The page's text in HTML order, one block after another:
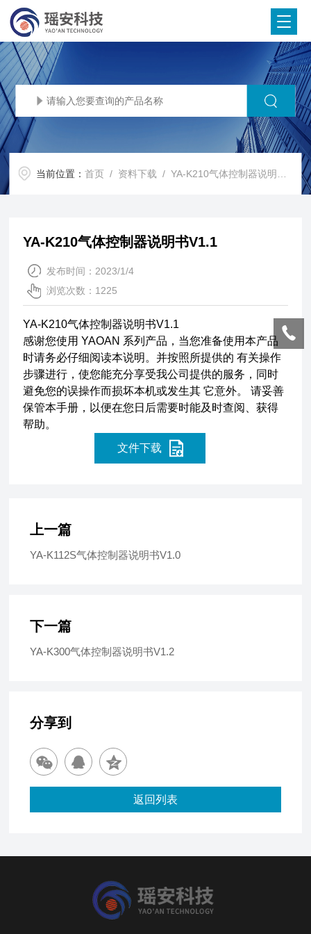
当前位置：首页 / 资料下载 / YA-K210气体控制器说明书V1.1
YA-K210气体控制器说明书V1.1
发布时间：2023/1/4
浏览次数：1225
YA-K210气体控制器说明书V1.1
感谢您使用 YAOAN 系列产品，当您准备使用本产品
时请务必仔细阅读本说明。并按照所提供的 有关操作
步骤进行，使您能充分享受我公司提供的服务，同时
避免您的误操作而损坏本机或发生其 它意外。 请妥善
保管本手册，以便在您日后需要时能及时查阅、获得
帮助。
文件下载
上一篇
YA-K112S气体控制器说明书V1.0
下一篇
YA-K300气体控制器说明书V1.2
分享到
返回列表